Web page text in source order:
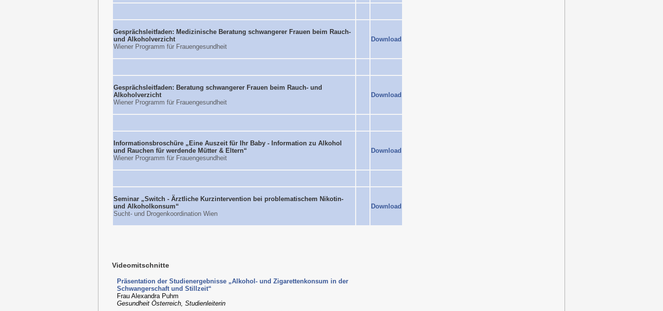
Gesprächsleitfaden: Medizinische Beratung schwangerer Frauen beim Rauch-
und Alkoholverzicht
Wiener Programm für Frauengesundheit
Download
Gesprächsleitfaden: Beratung schwangerer Frauen beim Rauch- und
Alkoholverzicht
Wiener Programm für Frauengesundheit
Download
Informationsbroschüre „Eine Auszeit für Ihr Baby - Information zu Alkohol
und Rauchen für werdende Mütter & Eltern“
Wiener Programm für Frauengesundheit
Download
Seminar „Switch - Ärztliche Kurzintervention bei problematischem Nikotin-
und Alkoholkonsum“
Sucht- und Drogenkoordination Wien
Download
Videomitschnitte
Präsentation der Studienergebnisse „Alkohol- und Zigarettenkonsum in der
Schwangerschaft und Stillzeit“
Frau Alexandra Puhm
Gesundheit Österreich, Studienleiterin